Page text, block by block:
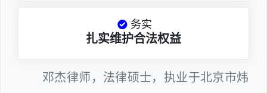
务实
扎实维护合法权益
邓杰律师，法律硕士，执业于北京市炜